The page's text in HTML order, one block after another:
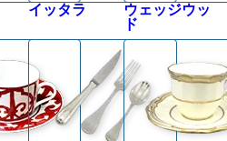
イッタラ
ウェッジウッ
ド